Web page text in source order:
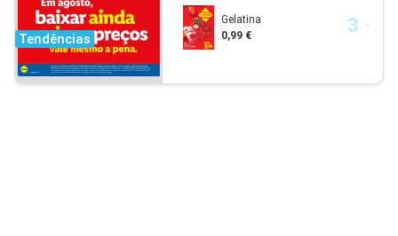
Tendências
Gelatina
0,99 €